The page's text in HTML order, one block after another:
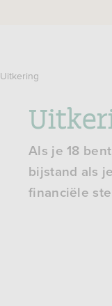
Uitkering
Als je 18
bijstand als
financiële